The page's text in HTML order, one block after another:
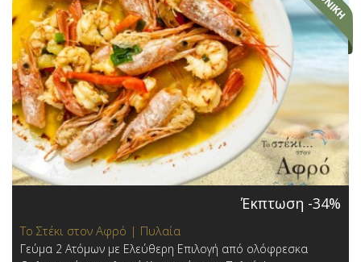
Έκπτωση -34%
Το Στέκι στον Αφρό | Πυλαία
Γεύμα 2 Ατόμων με Ελεύθερη Επιλογή από ολόφρεσκα